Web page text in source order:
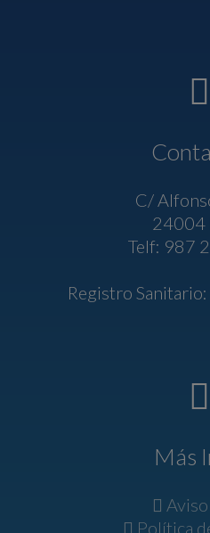
C/
24004
Telf: 987
Registro
Más
Política